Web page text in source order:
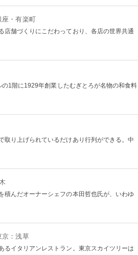
座・有楽町
店舗づくりにこだわっており、各店の世界共通
1階に1929年創業したむぎとろが名物の和食料
取り上げられているだけあり行列ができる。中
積んだオーナーシェフの本田哲也氏が、いわゆ
京：浅草
るイタリアンレストラン。東京スカイツリーは